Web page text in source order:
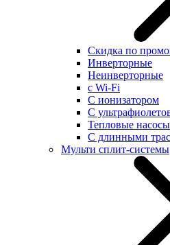
Скидка по
Инверторные
Неинверторные
с Wi-Fi
С ионизатором
С
Тепловые насосы
С длинными
Мульти сплит-системы